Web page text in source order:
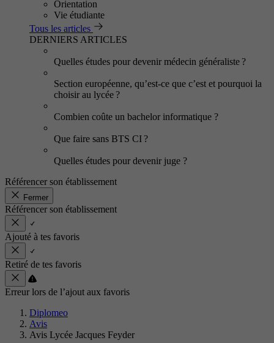
Orientation
Vie étudiante
Tous les articles
DERNIERS ARTICLES
Quelles études pour devenir médecin généraliste ?
Section européenne, qu’est-ce que c’est et pourquoi la
choisir au lycée ?
Combien coûte un bachelor informatique ?
Que faire sans BTS CI ?
Quelles études pour devenir juge ?
Référencer son établissement
Fermer
Référencer son établissement
Ajouté à tes favoris
Retiré de tes favoris
Erreur lors de l’ajout aux favoris
Diplomeo
Avis
Avis Lycée Jacques Feyder